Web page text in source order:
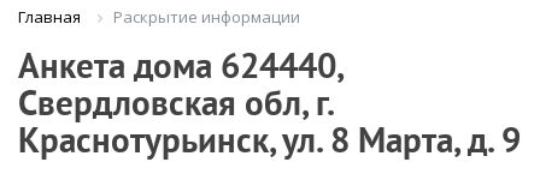
Главная Раскрытие информации
Анкета дома 624440,
Свердловская обл, г.
Краснотурьинск, ул. 8 Марта, д. 9